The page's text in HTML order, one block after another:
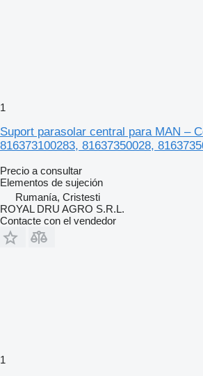
1
Suport parasolar central para MAN –
816373100283, 81637350028,
Precio a consultar
Elementos de sujeción
Rumanía, Cristesti
ROYAL DRU AGRO S.R.L.
Contacte con el vendedor
1